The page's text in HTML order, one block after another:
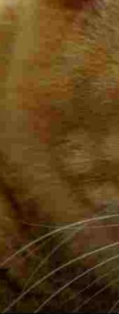
Publicidad
Social Media
TikTok WhatsApp InstagramSpotify YouTube Twitter
Clic para
Revista